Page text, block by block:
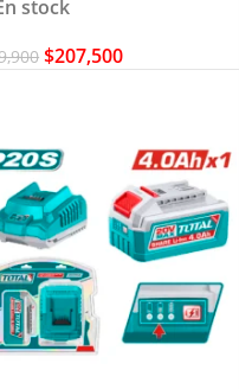
stock
$207,500